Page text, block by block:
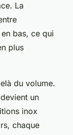
La
bas, ce qui
plus
du volume.
un
inox
chaque